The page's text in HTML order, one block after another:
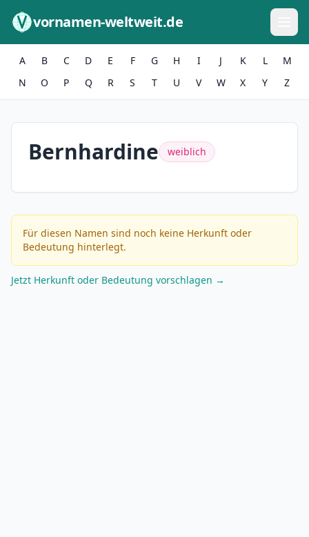
vornamen-weltweit.de
A B C D E F G H I J K L
M
N
O P Q R S T U V W X Y Z
Bernhardine weiblich
Für diesen Namen sind noch keine Herkunft oder
Bedeutung hinterlegt.
Jetzt Herkunft oder Bedeutung vorschlagen →